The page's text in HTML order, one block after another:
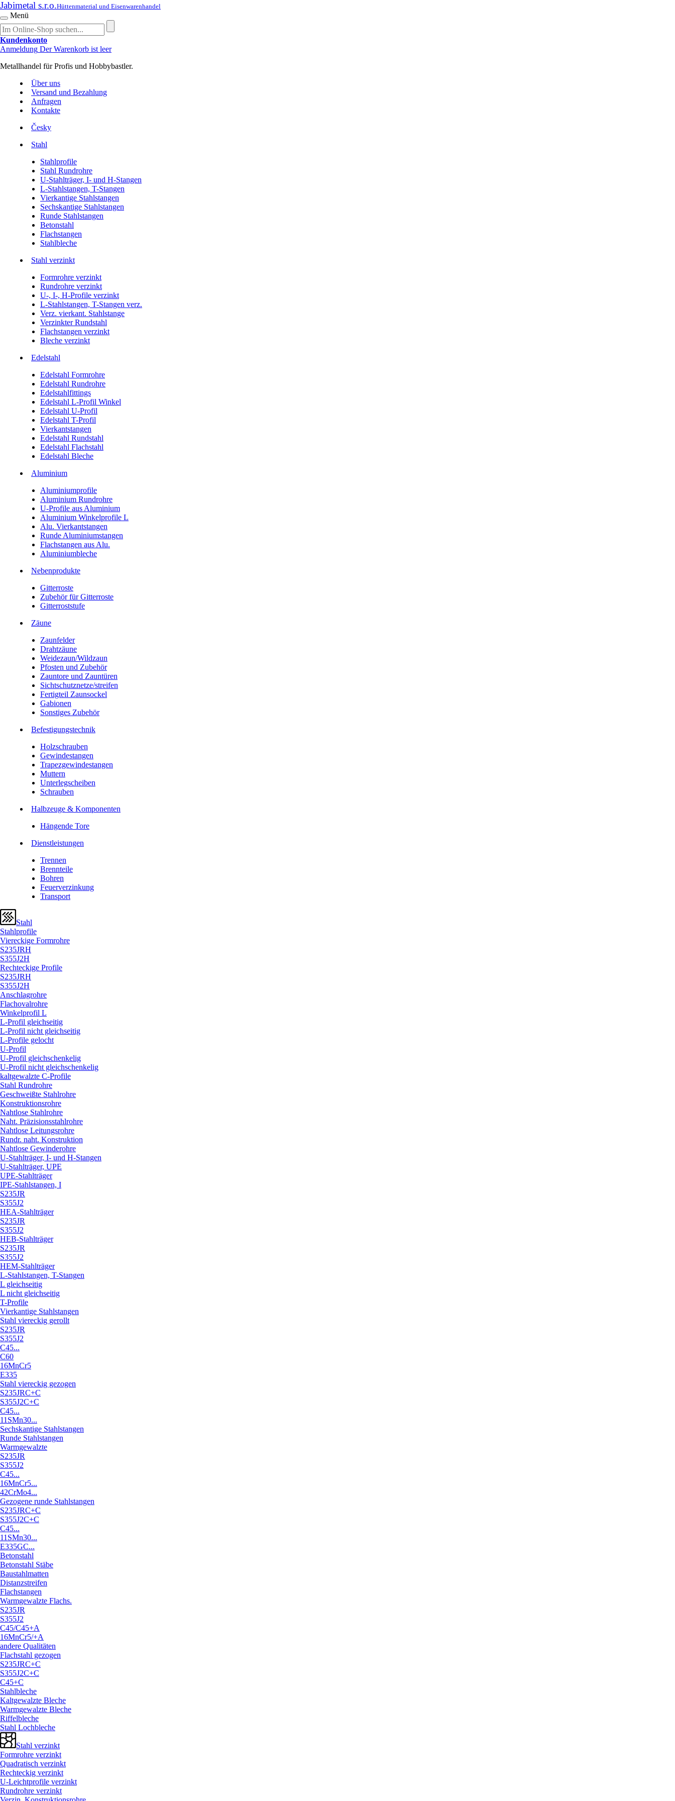
Jabimetal s.r.o.Hüttenmaterial und Eisenwarenhandel
Menü
Kundenkonto
Anmeldung Der Warenkorb ist leer
Metallhandel für Profis und Hobbybastler.
Über uns
Versand und Bezahlung
Anfragen
Kontakte
Česky
Stahl
Stahlprofile
Stahl Rundrohre
U-Stahlträger, I- und H-Stangen
L-Stahlstangen, T-Stangen
Vierkantige Stahlstangen
Sechskantige Stahlstangen
Runde Stahlstangen
Betonstahl
Flachstangen
Stahlbleche
Stahl verzinkt
Formrohre verzinkt
Rundrohre verzinkt
U-, I-, H-Profile verzinkt
L-Stahlstangen, T-Stangen verz.
Verz. vierkant. Stahlstange
Verzinkter Rundstahl
Flachstangen verzinkt
Bleche verzinkt
Edelstahl
Edelstahl Formrohre
Edelstahl Rundrohre
Edelstahlfittings
Edelstahl L-Profil Winkel
Edelstahl U-Profil
Edelstahl T-Profil
Vierkantstangen
Edelstahl Rundstahl
Edelstahl Flachstahl
Edelstahl Bleche
Aluminium
Aluminiumprofile
Aluminium Rundrohre
U-Profile aus Aluminium
Aluminium Winkelprofile L
Alu. Vierkantstangen
Runde Aluminiumstangen
Flachstangen aus Alu.
Aluminiumbleche
Nebenprodukte
Gitterroste
Zubehör für Gitterroste
Gitterroststufe
Zäune
Zaunfelder
Drahtzäune
Weidezaun/Wildzaun
Pfosten und Zubehör
Zauntore und Zauntüren
Sichtschutznetze/streifen
Fertigteil Zaunsockel
Gabionen
Sonstiges Zubehör
Befesti­gungstechnik
Holzschrauben
Gewindestangen
Trapezgewindestangen
Muttern
Unterlegscheiben
Schrauben
Halbzeuge & Komponenten
Hängende Tore
Dienstleistungen
Trennen
Brennteile
Bohren
Feuerverzinkung
Transport
Stahl
Stahlprofile
Viereckige Formrohre
S235JRH
S355J2H
Rechteckige Profile
S235JRH
S355J2H
Anschlagrohre
Flachovalrohre
Winkelprofil L
L-Profil gleichseitig
L-Profil nicht gleichseitig
L-Profile gelocht
U-Profil
U-Profil gleichschenkelig
U-Profil nicht gleichschenkelig
kaltgewalzte C-Profile
Stahl Rundrohre
Geschweißte Stahlrohre
Konstruktionsrohre
Nahtlose Stahlrohre
Naht. Präzisionsstahlrohre
Nahtlose Leitungsrohre
Rundr. naht. Konstruktion
Nahtlose Gewinderohre
U-Stahlträger, I- und H-Stangen
U-Stahlträger, UPE
UPE-Stahlträger
IPE-Stahlstangen, I
S235JR
S355J2
HEA-Stahlträger
S235JR
S355J2
HEB-Stahlträger
S235JR
S355J2
HEM-Stahlträger
L-Stahlstangen, T-Stangen
L gleichseitig
L nicht gleichseitig
T-Profile
Vierkantige Stahlstangen
Stahl viereckig gerollt
S235JR
S355J2
C45...
C60
16MnCr5
E335
Stahl viereckig gezogen
S235JRC+C
S355J2C+C
C45...
11SMn30...
Sechskantige Stahlstangen
Runde Stahlstangen
Warmgewalzte
S235JR
S355J2
C45...
16MnCr5...
42CrMo4...
Gezogene runde Stahlstangen
S235JRC+C
S355J2C+C
C45...
11SMn30...
E335GC...
Betonstahl
Betonstahl Stäbe
Baustahlmatten
Distanzstreifen
Flachstangen
Warmgewalzte Flachs.
S235JR
S355J2
C45/C45+A
16MnCr5/+A
andere Qualitäten
Flachstahl gezogen
S235JRC+C
S355J2C+C
C45+C
Stahlbleche
Kaltgewalzte Bleche
Warmgewalzte Bleche
Riffelbleche
Stahl Lochbleche
Stahl verzinkt
Formrohre verzinkt
Quadratisch verzinkt
Rechteckig verzinkt
U-Leichtprofile verzinkt
Rundrohre verzinkt